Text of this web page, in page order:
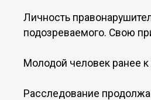
Личность
подозреваемого. Свою
Молодой человек ранее к
Расследование